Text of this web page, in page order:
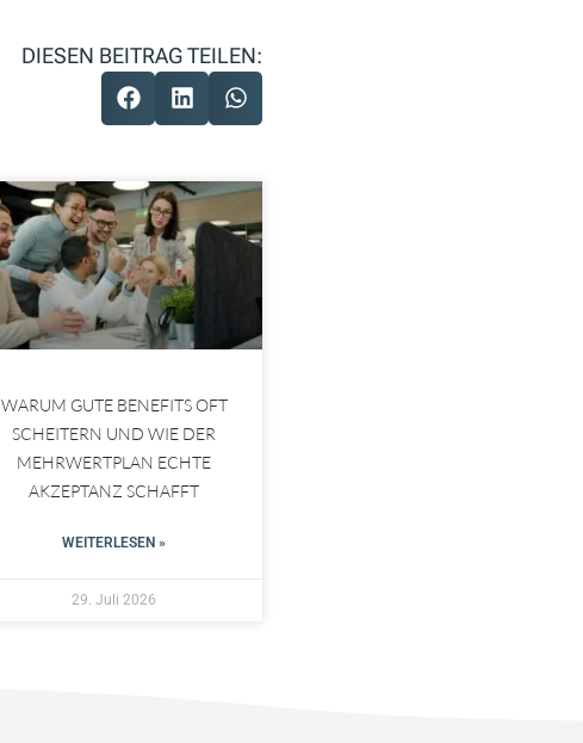
DIESEN BEITRAG TEILEN:
WARUM GUTE BENEFITS OFT
SCHEITERN UND WIE DER
MEHRWERTPLAN ECHTE
AKZEPTANZ SCHAFFT
WEITERLESEN »
29. Juli 2026